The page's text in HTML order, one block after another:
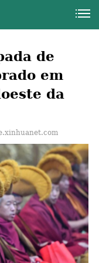
de
em
da